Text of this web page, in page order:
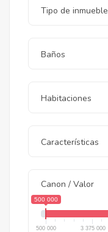
Tipo de inmueble
Baños
Habitaciones
Características
Canon / Valor
500 000
500 000 3 375 000